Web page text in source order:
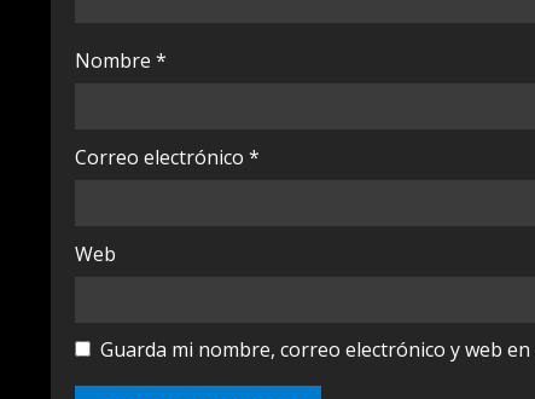
n
g
Nombre *
Correo electrónico *
Web
Guarda mi nombre, correo electrónico y web